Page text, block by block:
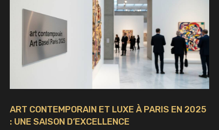
ART CONTEMPORAIN ET LUXE À PARIS EN 2025
: UNE SAISON D’EXCELLENCE